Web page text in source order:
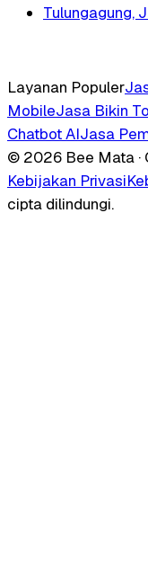
Tulungagung,
Layanan Populer
MobileJasa Bikin
Chatbot AIJasa
© 2026 Bee Mata ·
Kebijakan Privasi
cipta dilindungi.